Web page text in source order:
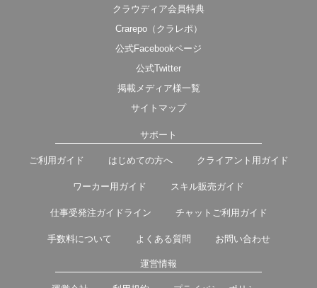
クラウディア会員特典
Crarepo（クラレポ）
公式Facebookページ
公式Twitter
掲載メディア様一覧
サイトマップ
サポート
ご利用ガイド はじめての方へ クライアント用ガイド
ワーカー用ガイド スキル販売ガイド
仕事受発注ガイドライン チャットご利用ガイド
手数料について よくある質問 お問い合わせ
運営情報